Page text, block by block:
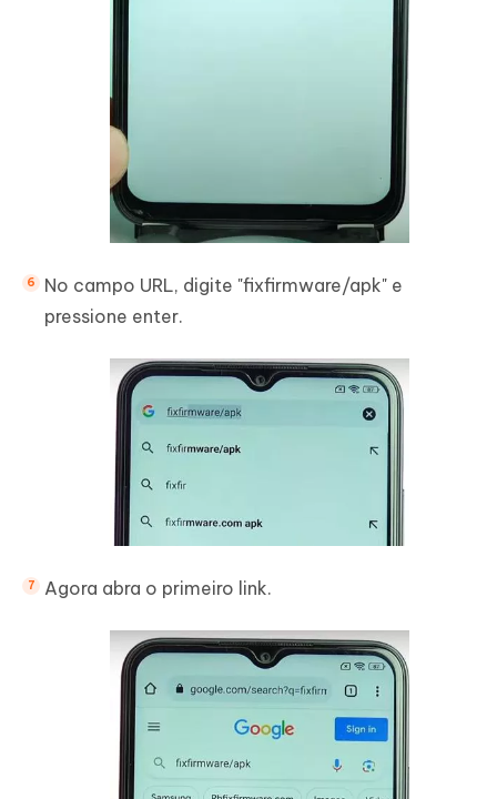
No campo URL, digite "fixfirmware/apk" e
pressione enter.
Agora abra o primeiro link.